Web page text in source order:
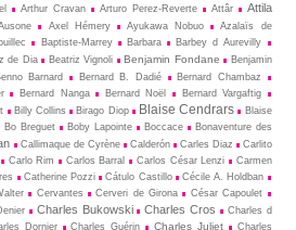
Arthur Cravan Arturo Perez-Reverte Attâr
Attila
Axel Hémery Ayukawa Nobuo
Azalaïs de
Baptiste-Marrey Barbara Barbey d Aurevilly
de Dia Beatriz Vignoli Benjamin Fondane
Benjamin
Barnard Bernard B. Dadié Bernard Chambaz
Bernard Nanga Bernard Noël
Bernard Vargaftig
Billy Collins Birago Diop Blaise Cendrars
Blaise
Bo Breguet Boby Lapointe Boccace
Bonaventure des
Callimaque de Cyrène Cal­derón Carles Diaz
Carlito
Carlo Rim Carlos Barral Carlos César Lenzi
Carmen
Catherine Pozzi Cátulo Castillo
Cécile A. Holdban
Cervantes Cerveri de Girona César Capoulet
Charles Bukowski Charles Cros
Charles d
Dornier Charles Guérin Charles Juliet
Charles